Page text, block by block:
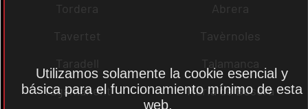
Tordera
Abrera
Tavertet
Tavèrnoles
Taradell
Talamanca
Tagamanent
Maria de Besora
Utilizamos solamente la cookie esencial y
básica para el funcionamiento mínimo de esta
web.